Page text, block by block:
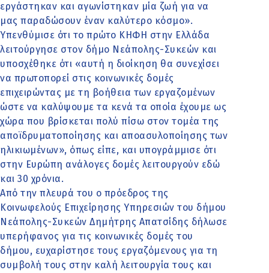
εργάστηκαν και αγωνίστηκαν μία ζωή για να
μας παραδώσουν έναν καλύτερο κόσμο».
Υπενθύμισε ότι το πρώτο ΚΗΦΗ στην Ελλάδα
λειτούργησε στον δήμο Νεάπολης-Συκεών και
υποσχέθηκε ότι «αυτή η διοίκηση θα συνεχίσει
να πρωτοπορεί στις κοινωνικές δομές
επιχειρώντας με τη βοήθεια των εργαζομένων
ώστε να καλύψουμε τα κενά τα οποία έχουμε ως
χώρα που βρίσκεται πολύ πίσω στον τομέα της
αποϊδρυματοποίησης και αποασυλοποίησης των
ηλικιωμένων», όπως είπε, και υπογράμμισε ότι
στην Ευρώπη ανάλογες δομές λειτουργούν εδώ
και 30 χρόνια.
Από την πλευρά του ο πρόεδρος της
Κοινωφελούς Επιχείρησης Υπηρεσιών του δήμου
Νεάπολης-Συκεών Δημήτρης Απατσίδης δήλωσε
υπερήφανος για τις κοινωνικές δομές του
δήμου, ευχαρίστησε τους εργαζόμενους για τη
συμβολή τους στην καλή λειτουργία τους και